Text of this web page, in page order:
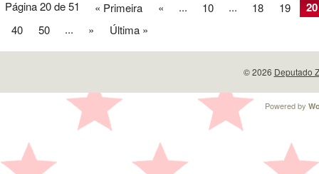
Página 20 de 51 « Primeira « ... 10 ... 18 19 20
40 50 ... » Última »
© 2026 Deputado
Powered by